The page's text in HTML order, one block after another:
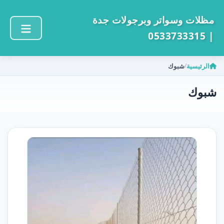
مظلات وسواتر وبرجولات جدة
| 0533733315
الرئيسية/شبوك
شبوك